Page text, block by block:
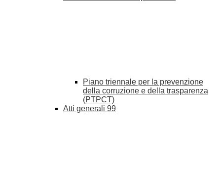
Piano triennale per la prevenzione
della corruzione e della trasparenza
(PTPCT)
Atti generali 99